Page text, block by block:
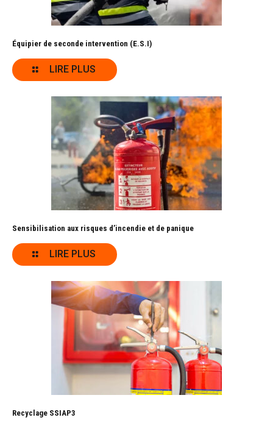
Équipier de seconde intervention (E.S.I)
LIRE PLUS
Sensibilisation aux risques d’incendie et de panique
LIRE PLUS
Recyclage SSIAP3